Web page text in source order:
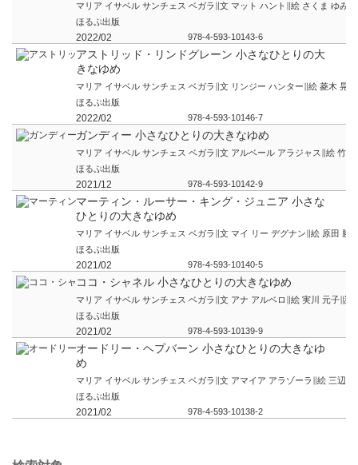
マリア イサベル サンチェス ベガラ∥文 マット ハント∥絵 さくま ゆみ
ほるぷ出版
2022/02 978-4-593-10143-6
アストリッド・リンドグレーン 小さなひとりの大
きなゆめ
マリア イサベル サンチェス ベガラ∥文 リンジー ハンター∥絵 菱木 晃
ほるぷ出版
2022/02 978-4-593-10146-7
ガンディー 小さなひとりの大きなゆめ
マリア イサベル サンチェス ベガラ∥文 アルベール アラジャス∥絵 竹中
ほるぷ出版
2021/12 978-4-593-10142-9
マーティン・ルーサー・キング・ジュニア 小さな
ひとりの大きなゆめ
マリア イサベル サンチェス ベガラ∥文 マイ リー デグナン∥絵 原田 勝∥
ほるぷ出版
2021/02 978-4-593-10140-5
ココ・シャネル 小さなひとりの大きなゆめ
マリア イサベル サンチェス ベガラ∥文 アナ アルベロ∥絵 実川 元子∥訳
ほるぷ出版
2021/02 978-4-593-10139-9
オードリー・ヘプバーン 小さなひとりの大きなゆ
め
マリア イサベル サンチェス ベガラ∥文 アマイア アラゾーラ∥絵 三辺
ほるぷ出版
2021/02 978-4-593-10138-2